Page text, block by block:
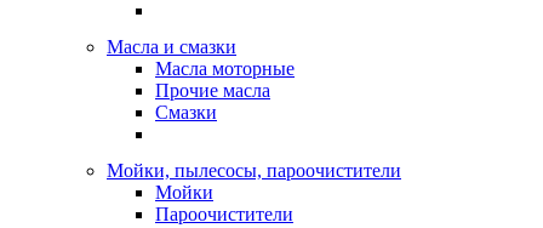
Масла и смазки
Масла моторные
Прочие масла
Смазки
Мойки, пылесосы, пароочистители
Мойки
Пароочистители